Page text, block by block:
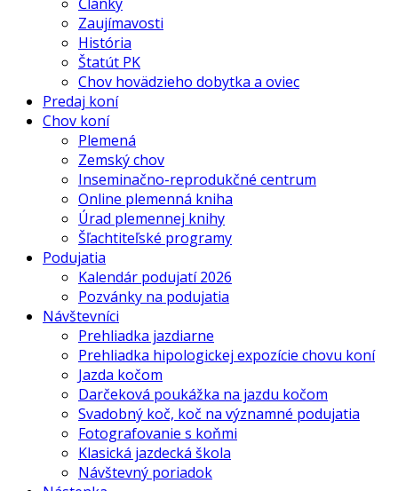
Zaujímavosti
História
Štatút PK
Chov hovädzieho dobytka a oviec
Predaj koní
Chov koní
Plemená
Zemský chov
Inseminačno-reprodukčné centrum
Online plemenná kniha
Úrad plemennej knihy
Šľachtiteľské programy
Podujatia
Kalendár podujatí 2026
Pozvánky na podujatia
Návštevníci
Prehliadka jazdiarne
Prehliadka hipologickej expozície chovu koní
Jazda kočom
Darčeková poukážka na jazdu kočom
Svadobný koč, koč na významné podujatia
Fotografovanie s koňmi
Klasická jazdecká škola
Návštevný poriadok